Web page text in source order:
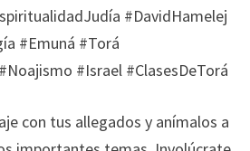
#DavidHamelej
#Emuná #Torá
#Israel #ClasesDeTorá
con tus allegados y anímalos a